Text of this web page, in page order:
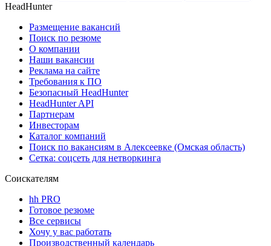
HeadHunter
Размещение вакансий
Поиск по резюме
О компании
Наши вакансии
Реклама на сайте
Требования к ПО
Безопасный HeadHunter
HeadHunter API
Партнерам
Инвесторам
Каталог компаний
Поиск по вакансиям в Алексеевке (Омская область)
Сетка: соцсеть для нетворкинга
Соискателям
hh PRO
Готовое резюме
Все сервисы
Хочу у вас работать
Производственный календарь